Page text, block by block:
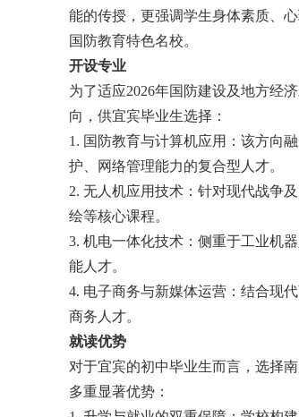
能的传授，更强调学生身体素质、
国防教育特色名校。
开设专业
为了适应2026年国防建设及地方经
向，供宜宾毕业生选择：
1. 国防教育与计算机应用：该方向
护、网络管理能力的复合型人才。
2. 无人机应用技术：针对现代战争
绘等核心课程。
3. 机电一体化技术：侧重于工业机
能人才。
4. 电子商务与新媒体运营：结合现
商务人才。
就读优势
对于宜宾的初中毕业生而言，选择
多重显著优势：